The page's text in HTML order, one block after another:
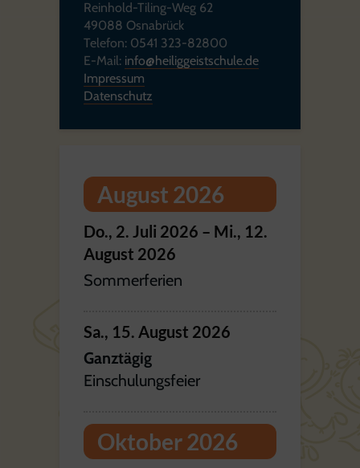
Reinhold-Tiling-Weg 62
49088 Osnabrück
Telefon: 0541 323-82800
E-Mail: info@heiliggeistschule.de
Impressum
Datenschutz
August 2026
Do., 2. Juli 2026 – Mi., 12.
August 2026
Sommerferien
Sa., 15. August 2026
Ganztägig
Einschulungsfeier
Oktober 2026